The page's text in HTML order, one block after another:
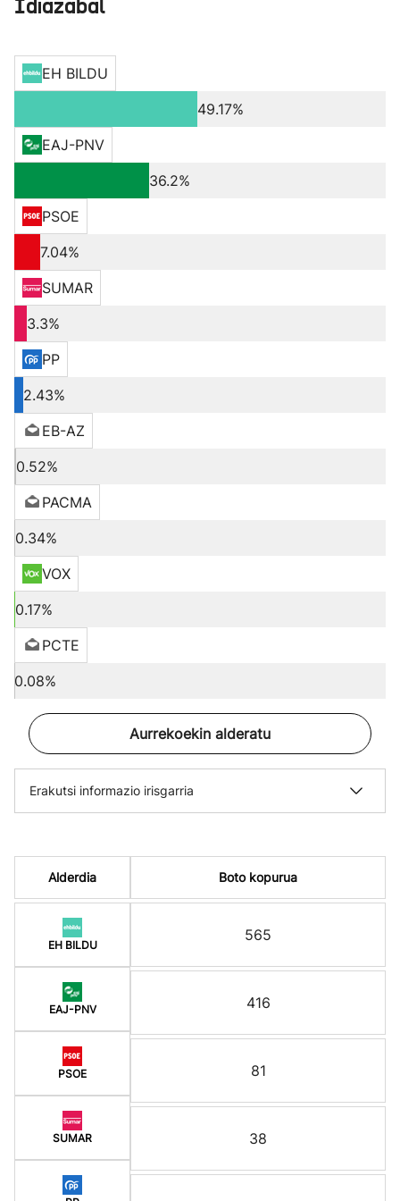
Idiazabal
EH BILDU
49.17%
EAJ-PNV
36.2%
PSOE
7.04%
SUMAR
3.3%
PP
2.43%
EB-AZ
0.52%
PACMA
0.34%
VOX
0.17%
PCTE
0.08%
Aurrekoekin alderatu
Erakutsi informazio irisgarria
Alderdia
EH BILDU
EAJ-PNV
PSOE
SUMAR
Boto kopurua
565
416
81
38